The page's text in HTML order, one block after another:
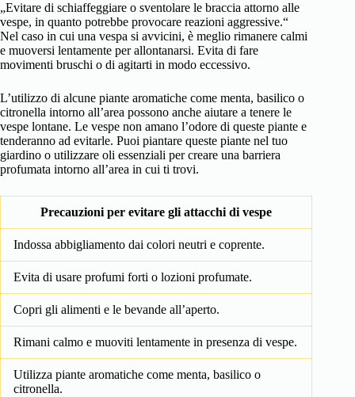
„Evitare di schiaffeggiare o sventolare le braccia attorno alle
vespe, in quanto potrebbe provocare reazioni aggressive.“
Nel caso in cui una vespa si avvicini, è meglio rimanere calmi
e muoversi lentamente per allontanarsi. Evita di fare
movimenti bruschi o di agitarti in modo eccessivo.
L’utilizzo di alcune piante aromatiche come menta, basilico o
citronella intorno all’area possono anche aiutare a tenere le
vespe lontane. Le vespe non amano l’odore di queste piante e
tenderanno ad evitarle. Puoi piantare queste piante nel tuo
giardino o utilizzare oli essenziali per creare una barriera
profumata intorno all’area in cui ti trovi.
Precauzioni per evitare gli attacchi di vespe
Indossa abbigliamento dai colori neutri e coprente.
Evita di usare profumi forti o lozioni profumate.
Copri gli alimenti e le bevande all’aperto.
Rimani calmo e muoviti lentamente in presenza di vespe.
Utilizza piante aromatiche come menta, basilico o
citronella.